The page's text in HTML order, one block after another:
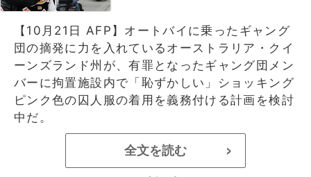
【10月21日 AFP】オートバイに乗ったギャング
団の摘発に力を入れているオーストラリア・クイ
ーンズランド州が、有罪となったギャング団メン
バーに拘置施設内で「恥ずかしい」ショッキング
ピンク色の囚人服の着用を義務付ける計画を検討
中だ。
全文を読む >